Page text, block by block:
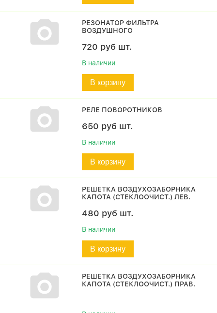
РЕЗОНАТОР ФИЛЬТРА
ВОЗДУШНОГО
720 руб шт.
В наличии
В корзину
РЕЛЕ ПОВОРОТНИКОВ
650 руб шт.
В наличии
В корзину
РЕШЕТКА ВОЗДУХОЗАБОРНИКА
КАПОТА (СТЕКЛООЧИСТ.) ЛЕВ.
480 руб шт.
В наличии
В корзину
РЕШЕТКА ВОЗДУХОЗАБОРНИКА
КАПОТА (СТЕКЛООЧИСТ.) ПРАВ.